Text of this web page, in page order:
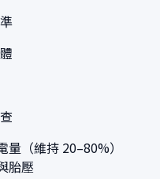
量（維持 20–80%）
胎壓